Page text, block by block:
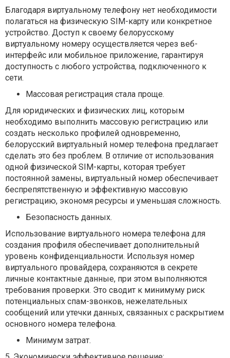
Благодаря виртуальному телефону нет необходимости
полагаться на физическую SIM-карту или конкретное
устройство. Доступ к своему белорусскому
виртуальному номеру осуществляется через веб-
интерфейс или мобильное приложение, гарантируя
доступность с любого устройства, подключенного к
сети.
Массовая регистрация стала проще.
Для юридических и физических лиц, которым
необходимо выполнить массовую регистрацию или
создать несколько профилей одновременно,
белорусский виртуальный номер телефона предлагает
сделать это без проблем. В отличие от использования
одной физической SIM-карты, которая требует
постоянной замены, виртуальный номер обеспечивает
беспрепятственную и эффективную массовую
регистрацию, экономя ресурсы и уменьшая сложность.
Безопасность данных.
Использование виртуального номера телефона для
создания профиля обеспечивает дополнительный
уровень конфиденциальности. Используя номер
виртуального провайдера, сохраняются в секрете
личные контактные данные, при этом выполняются
требования проверки. Это сводит к минимуму риск
потенциальных спам-звонков, нежелательных
сообщений или утечки данных, связанных с раскрытием
основного номера телефона.
Минимум затрат.